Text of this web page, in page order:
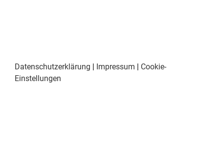
Datenschutzerklärung | Impressum | Cookie-
Einstellungen